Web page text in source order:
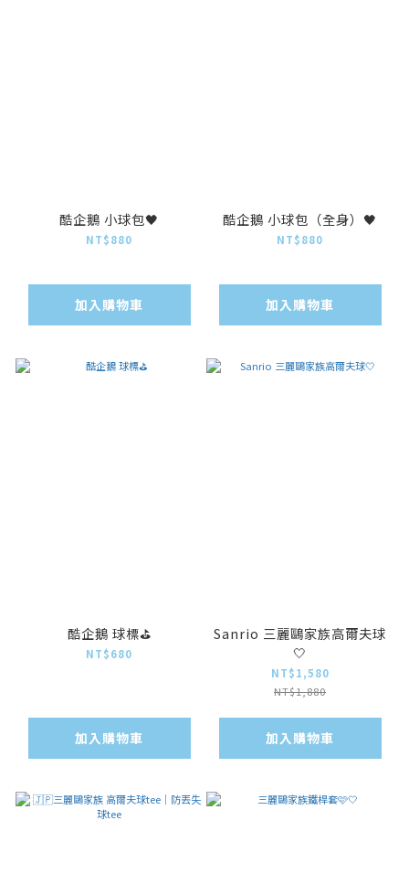
酷企鵝 小球包🖤
NT$880
加入購物車
酷企鵝 小球包（全身）🖤
NT$880
加入購物車
酷企鵝 球標⛳️
NT$680
加入購物車
Sanrio 三麗鷗家族高爾夫球
🤍
NT$1,580
NT$1,880
加入購物車